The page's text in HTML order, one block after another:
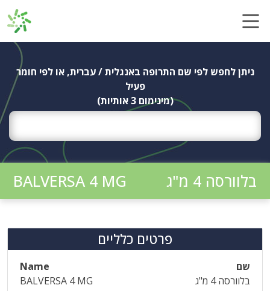
ניתן לחפש לפי שם התרופה באנגלית / עברית, או לפי חומר
פעיל
(מינימום 3 אותיות)
בלוורסה 4 מ"ג BALVERSA 4 MG
פרטים כלליים
שם
Name
בלוורסה 4 מ"ג
BALVERSA 4 MG